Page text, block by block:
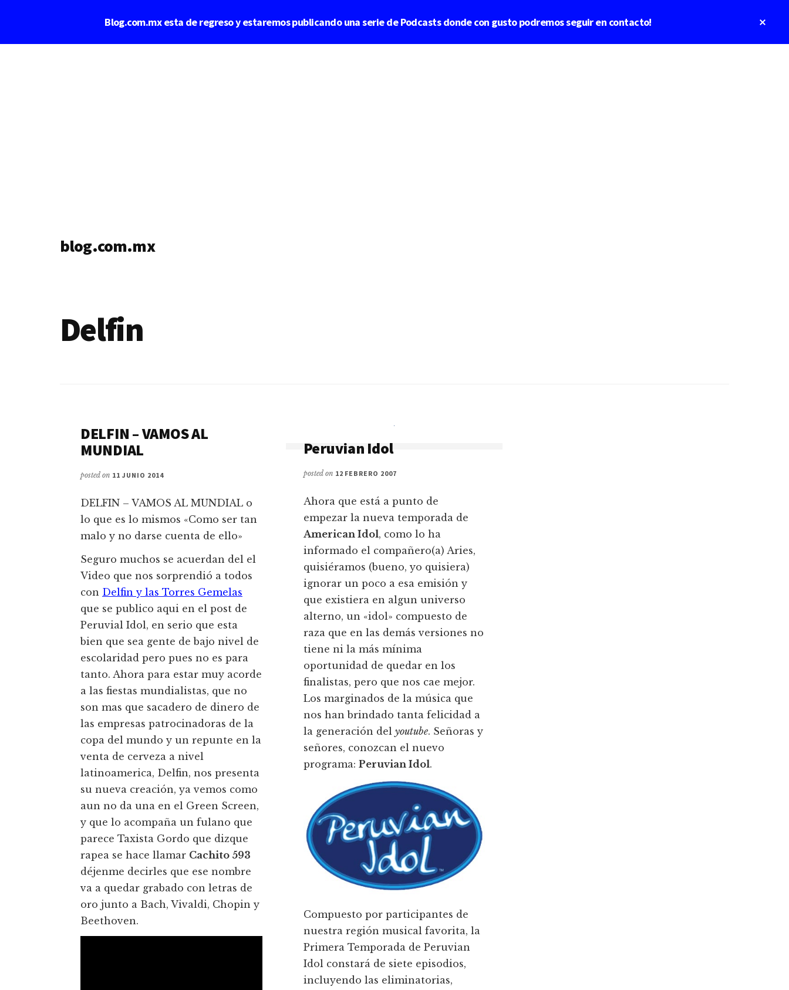
Blog.com.mx esta de regreso y estaremos publicando una serie de Podcasts donde con gusto podremos seguir en contacto!
blog.com.mx
Delfin
DELFIN – VAMOS AL
MUNDIAL
posted on 11 JUNIO 2014
DELFIN – VAMOS AL MUNDIAL o
lo que es lo mismos «Como ser tan
malo y no darse cuenta de ello»
Seguro muchos se acuerdan del el
Video que nos sorprendió a todos
con Delfin y las Torres Gemelas
que se publico aqui en el post de
Peruvial Idol, en serio que esta
bien que sea gente de bajo nivel de
escolaridad pero pues no es para
tanto. Ahora para estar muy acorde
a las fiestas mundialistas, que no
son mas que sacadero de dinero de
las empresas patrocinadoras de la
copa del mundo y un repunte en la
venta de cerveza a nivel
latinoamerica, Delfin, nos presenta
su nueva creación, ya vemos como
aun no da una en el Green Screen,
y que lo acompaña un fulano que
parece Taxista Gordo que dizque
rapea se hace llamar Cachito 593
déjenme decirles que ese nombre
va a quedar grabado con letras de
oro junto a Bach, Vivaldi, Chopin y
Beethoven.
Peruvian Idol
posted on 12 FEBRERO 2007
Ahora que está a punto de
empezar la nueva temporada de
American Idol, como lo ha
informado el compañero(a) Aries,
quisiéramos (bueno, yo quisiera)
ignorar un poco a esa emisión y
que existiera en algun universo
alterno, un «idol» compuesto de
raza que en las demás versiones no
tiene ni la más mí­nima
oportunidad de quedar en los
finalistas, pero que nos cae mejor.
Los marginados de la música que
nos han brindado tanta felicidad a
la generación del youtube. Señoras y
señores, conozcan el nuevo
programa: Peruvian Idol.
Compuesto por participantes de
nuestra región musical favorita, la
Primera Temporada de Peruvian
Idol constará de siete episodios,
incluyendo las eliminatorias,